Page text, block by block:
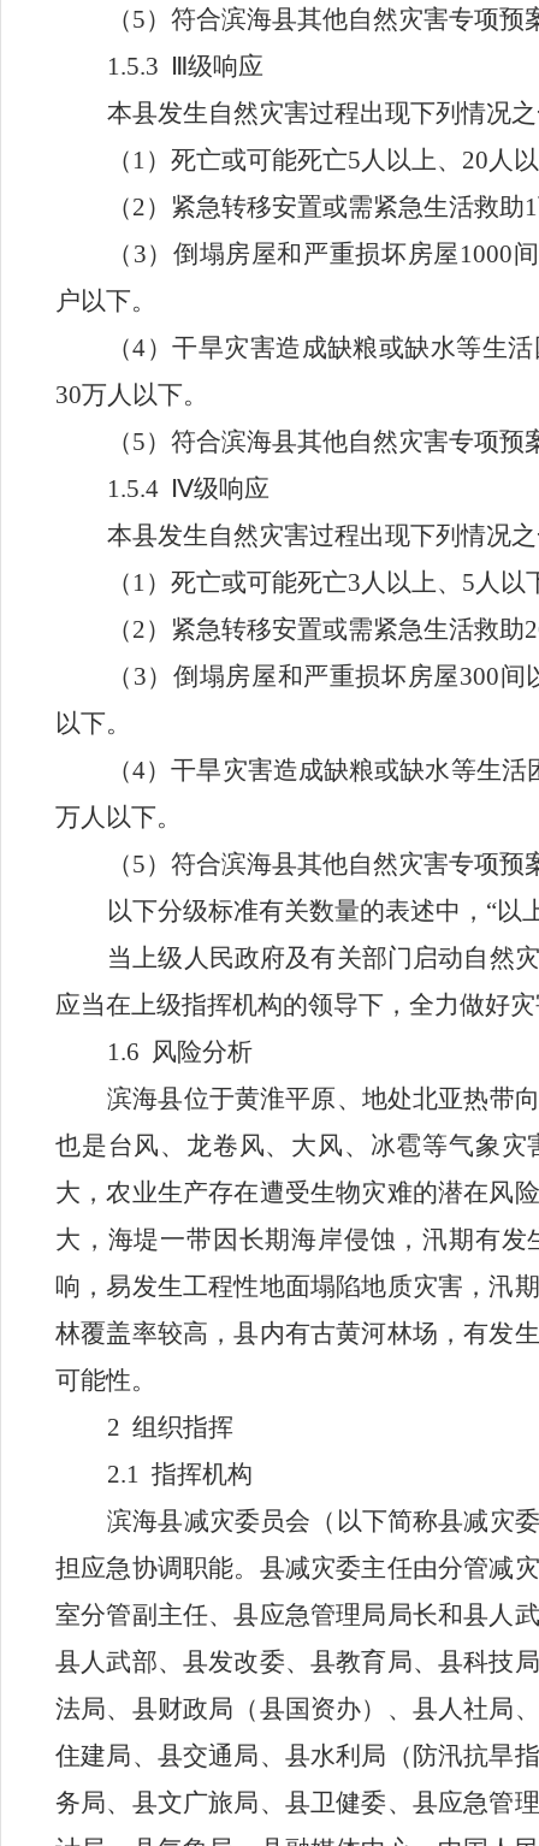
（5）符合滨海县其他自然灾害专项预
1.5.3 Ⅲ级响应
本县发生自然灾害过程出现下列情况
（ 1）死亡或可能死亡5人以上、 20人
（2）紧急转移安置或需紧急生活救助1
（ 3）倒塌房屋和严重损坏房屋 1000
户以下。
（4）干旱灾害造成缺粮或缺水等生
30万人以下。
（5）符合滨海县其他自然灾害专项预
1.5.4 Ⅳ级响应
本县发生自然灾害过程出现下列情况
（ 1）死亡或可能死亡3人以上、 5人以
（2）紧急转移安置或需紧急生活救助
（ 3）倒塌房屋和严重损坏房屋300间
以下。
（4）干旱灾害造成缺粮或缺水等生
万人以下。
（5）符合滨海县其他自然灾害专项预
以下分级标准有关数量的表述中， “以
当上级人民政府及有关部门启动自然
应当在上级指挥机构的领导下，全力做好
1.6 风险分析
滨海县位于黄淮平原、地处北亚热带
也是台风、龙卷风、大风、冰雹等气象
大，农业生产存在遭受生物灾难的潜在风
大，海堤一带因长期海岸侵蚀，汛期有
响，易发生工程性地面塌陷地质灾害，汛
林覆盖率较高，县内有古黄河林场，有发
可能性。
2 组织指挥
2.1 指挥机构
滨海县减灾委员会（以下简称县减灾
担应急协调职能。县减灾委主任由分管减
室分管副主任、县应急管理局局长和县人
县人武部、县发改委、县教育局、县科技
法局、县财政局 （县国资办）
、县人社局
住建局、县交通局、县水利局（ 防汛抗旱
务局、县文广旅局、县卫健委、县应急管